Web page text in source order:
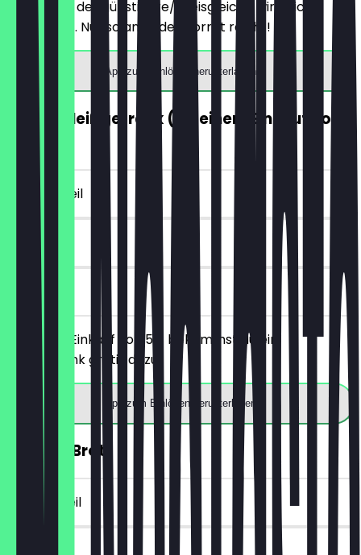
Produkte), der günstigere/preisgleiche wird nicht
berechnet. Nur solange der Vorrat reicht!
App zum Einlösen herunterladen
GRATIS Heißgetränk (ab einem Einkauf von
~€ 4 Vorteil
7 Tage
vor Ort
Ab einem Einkauf von 5€ bekommst du ein
Heißgetränk gratis dazu.
App zum Einlösen herunterladen
30% auf Brot
~€ 2 Vorteil